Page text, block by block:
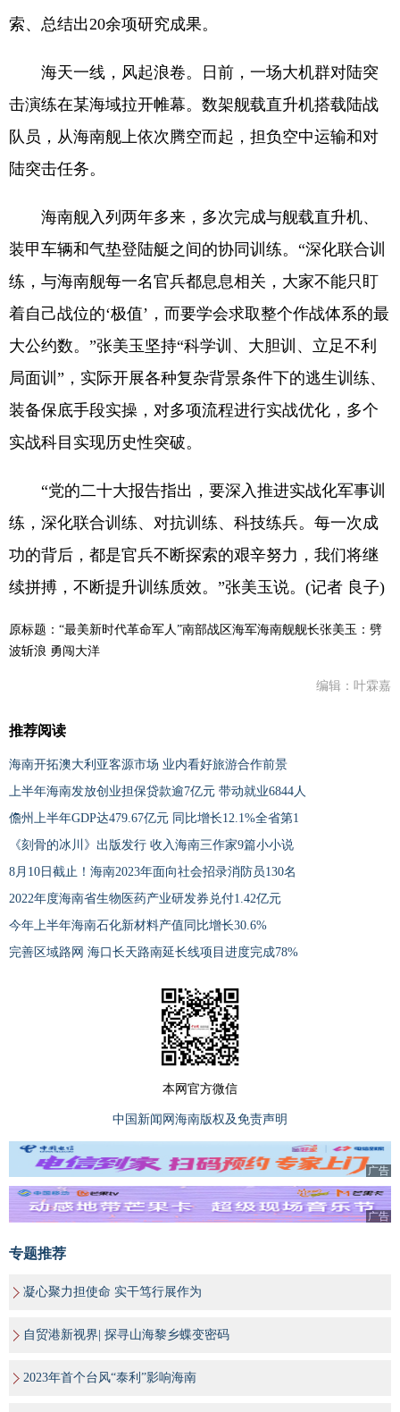
索、总结出20余项研究成果。
海天一线，风起浪卷。日前，一场大机群对陆突
击演练在某海域拉开帷幕。数架舰载直升机搭载陆战
队员，从海南舰上依次腾空而起，担负空中运输和对
陆突击任务。
海南舰入列两年多来，多次完成与舰载直升机、
装甲车辆和气垫登陆艇之间的协同训练。“深化联合训
练，与海南舰每一名官兵都息息相关，大家不能只盯
着自己战位的‘极值’，而要学会求取整个作战体系的最
大公约数。”张美玉坚持“科学训、大胆训、立足不利
局面训”，实际开展各种复杂背景条件下的逃生训练、
装备保底手段实操，对多项流程进行实战优化，多个
实战科目实现历史性突破。
“党的二十大报告指出，要深入推进实战化军事训
练，深化联合训练、对抗训练、科技练兵。每一次成
功的背后，都是官兵不断探索的艰辛努力，我们将继
续拼搏，不断提升训练质效。”张美玉说。(记者 良子)
原标题：“最美新时代革命军人”南部战区海军海南舰舰长张美玉：劈
波斩浪 勇闯大洋
编辑：叶霖嘉
推荐阅读
海南开拓澳大利亚客源市场 业内看好旅游合作前景
上半年海南发放创业担保贷款逾7亿元 带动就业6844人
儋州上半年GDP达479.67亿元 同比增长12.1%全省第1
《刻骨的冰川》出版发行 收入海南三作家9篇小小说
8月10日截止！海南2023年面向社会招录消防员130名
2022年度海南省生物医药产业研发券兑付1.42亿元
今年上半年海南石化新材料产值同比增长30.6%
完善区域路网 海口长天路南延长线项目进度完成78%
本网官方微信
中国新闻网海南版权及免责声明
广告
广告
专题推荐
凝心聚力担使命 实干笃行展作为
自贸港新视界| 探寻山海黎乡蝶变密码
2023年首个台风“泰利”影响海南